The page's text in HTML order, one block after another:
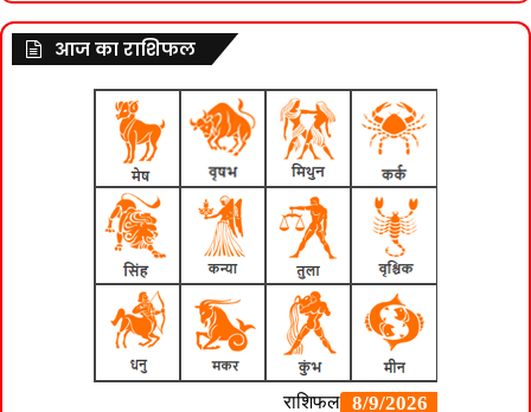
आज का राशिफल